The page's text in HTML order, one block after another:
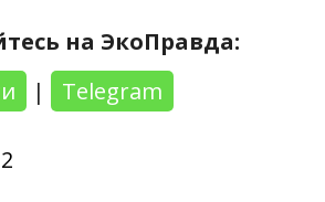
на ЭкоПравда:
| Telegram